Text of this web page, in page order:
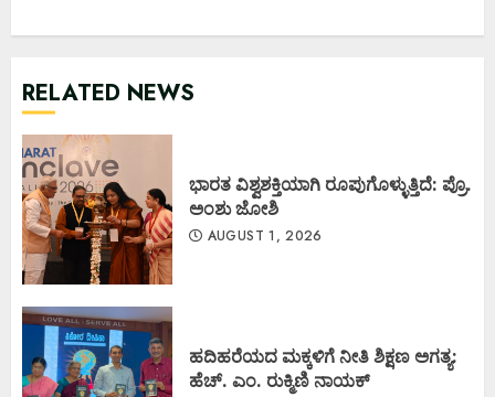
RELATED NEWS
ಭಾರತ ವಿಶ್ವಶಕ್ತಿಯಾಗಿ ರೂಪುಗೊಳ್ಳುತ್ತಿದೆ: ಪ್ರೊ.
ಅಂಶು ಜೋಶಿ
AUGUST 1, 2026
ಹದಿಹರೆಯದ ಮಕ್ಕಳಿಗೆ ನೀತಿ ಶಿಕ್ಷಣ ಅಗತ್ಯ:
ಹೆಚ್. ಎಂ. ರುಕ್ಮಿಣಿ ನಾಯಕ್